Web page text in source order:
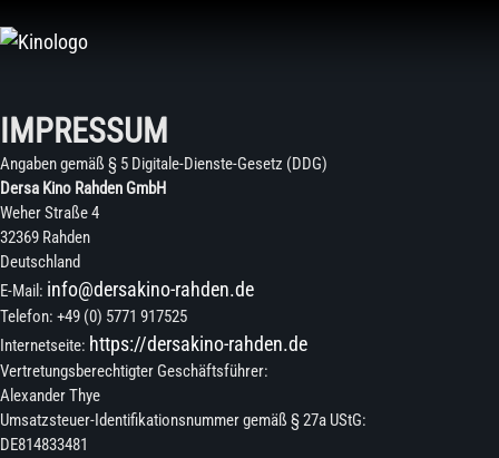
Inhalt
IMPRESSUM
Angaben gemäß § 5 Digitale-Dienste-Gesetz (DDG)
Dersa Kino Rahden GmbH
Weher Straße 4
32369 Rahden
Deutschland
E-Mail: info@dersakino-rahden.de
Telefon: +49 (0) 5771 917525
Internetseite: https://dersakino-rahden.de
Vertretungsberechtigter Geschäftsführer:
Alexander Thye
Umsatzsteuer-Identifikationsnummer gemäß § 27a UStG:
DE814833481